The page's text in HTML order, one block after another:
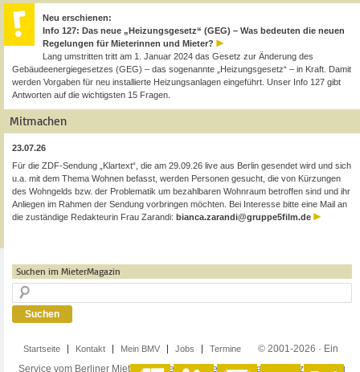
Neu erschienen:
Info 127: Das neue „Heizungsgesetz“ (GEG) – Was bedeuten die neuen
Regelungen für Mieterinnen und Mieter?
Lang umstritten tritt am 1. Januar 2024 das Gesetz zur Änderung des
Gebäudeenergiegesetzes (GEG) – das sogenannte „Heizungsgesetz“ – in Kraft. Damit
werden Vorgaben für neu installierte Heizungsanlagen eingeführt. Unser Info 127 gibt
Antworten auf die wichtigsten 15 Fragen.
Mitmachen
23.07.26
Für die ZDF-Sendung „Klartext“, die am 29.09.26 live aus Berlin gesendet wird und sich
u.a. mit dem Thema Wohnen befasst, werden Personen gesucht, die von Kürzungen
des Wohngelds bzw. der Problematik um bezahlbaren Wohnraum betroffen sind und ihr
Anliegen im Rahmen der Sendung vorbringen möchten. Bei Interesse bitte eine Mail an
die zuständige Redakteurin Frau Zarandi: bianca.zarandi@gruppe5film.de
Suchen im MieterMagazin
Startseite Kontakt Mein BMV Jobs Termine
© 2001-2026 · Ein
Service vom Berliner Mieterverein e.V. · Impressum·Datenschutzerklärung